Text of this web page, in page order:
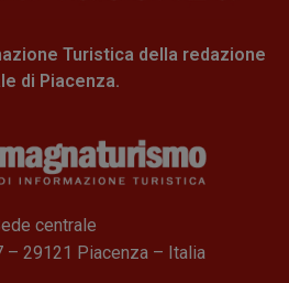
Turistica della redazione
di Piacenza.
centrale
– 29121 Piacenza – Italia